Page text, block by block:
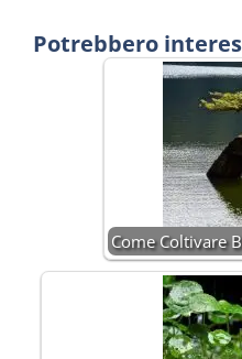
Potrebbero
Come Coltivare